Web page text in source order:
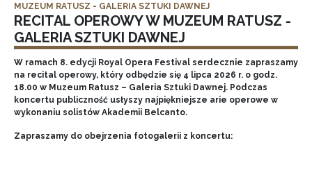
MUZEUM RATUSZ - GALERIA SZTUKI DAWNEJ
RECITAL OPEROWY W MUZEUM RATUSZ -
GALERIA SZTUKI DAWNEJ
W ramach 8. edycji Royal Opera Festival serdecznie zapraszamy
na recital operowy, który odbędzie się 4 lipca 2026 r. o godz.
18.00 w Muzeum Ratusz – Galeria Sztuki Dawnej. Podczas
koncertu publiczność usłyszy najpiękniejsze arie operowe w
wykonaniu solistów Akademii Belcanto.
Zapraszamy do obejrzenia fotogalerii z koncertu: